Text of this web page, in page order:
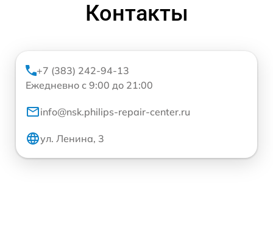
Контакты
+7 (383) 242-94-13
Ежедневно с 9:00 до 21:00
info@nsk.philips-repair-center.ru
ул. Ленина, 3